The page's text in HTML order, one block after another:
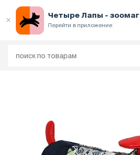
Четыре Лапы -
Перейти в приложение